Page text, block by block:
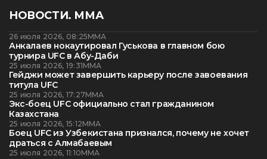
НОВОСТИ. ММА
26 июля 2026, 08:25ММА
Анкалаев нокаутировал Гуськова в главном бою
турнира UFC в Абу-Даби
25 июля 2026, 19:31ММА
Гейджи может завершить карьеру после завоевания
титула UFC
25 июля 2026, 17:27ММА
Экс-боец UFC официально стал гражданином
Казахстана
25 июля 2026, 15:12ММА
Боец UFC из Узбекистана признался, почему не хочет
драться с Алмабаевым
25 июля 2026, 11:10ММА